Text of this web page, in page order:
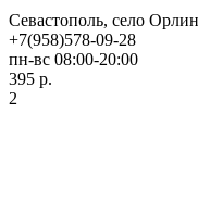
Севастополь, село
+7(958)578-09-28
пн-вс 08:00-20:00
395 р.
2